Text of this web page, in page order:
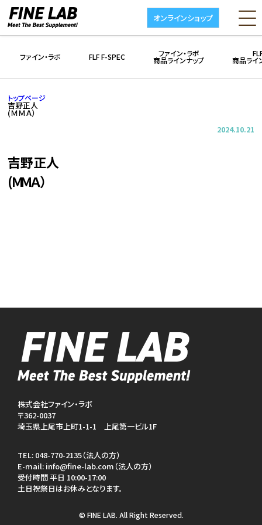
オンラインショップ
ファイン・ラボ FLF F-SPEC ファイン・ラボ
商品ラインナップ 商品ライ
トップページ
吉野正人
(ＭＭＡ）
2024.10.21
吉野正人
(ＭＭＡ）
株式会社ファイン・ラボ
〒362-0037
埼玉県上尾市上町1-1-1 上尾第一ビル1F
TEL: 048-770-2135（法人の方）
E-mail: info@fine-lab.com（法人の方）
受付時間 平日 10:00-17:00
土日祝祭日はお休みとなります。
© FINE LAB. All Right Reserved.